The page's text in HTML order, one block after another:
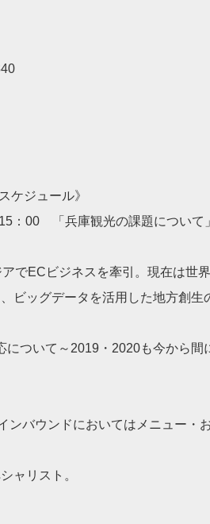
ケジュール》
：00 「兵庫観光の課題について」
でECビジネスを牽引。現在は世
ビッグデータを活用した地方創生
ついて～2019・2020も今から間
ンバウンドにおいてはメニュー・
ャリスト。